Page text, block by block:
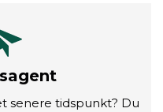
senere tidspunkt? Du